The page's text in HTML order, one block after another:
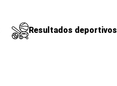
Resultados deportivos